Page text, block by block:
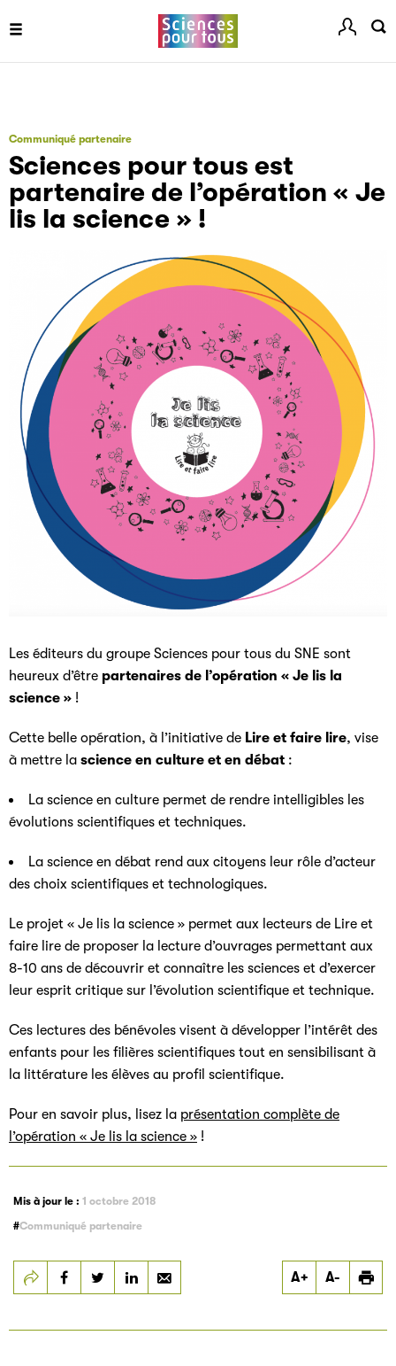
Communiqué partenaire
Sciences pour tous est
partenaire de l’opération « Je
lis la science » !
Les éditeurs du groupe Sciences pour tous du SNE sont
heureux d’être partenaires de l’opération « Je lis la
science » !
Cette belle opération, à l’initiative de Lire et faire lire, vise
à mettre la science en culture et en débat :
La science en culture permet de rendre intelligibles les
évolutions scientifiques et techniques.
La science en débat rend aux citoyens leur rôle d’acteur
des choix scientifiques et technologiques.
Le projet « Je lis la science » permet aux lecteurs de Lire et
faire lire de proposer la lecture d’ouvrages permettant aux
8-10 ans de découvrir et connaître les sciences et d’exercer
leur esprit critique sur l’évolution scientifique et technique.
Ces lectures des bénévoles visent à développer l’intérêt des
enfants pour les filières scientifiques tout en sensibilisant à
la littérature les élèves au profil scientifique.
Pour en savoir plus, lisez la présentation complète de
l’opération « Je lis la science » !
Mis à jour le : 1 octobre 2018
Communiqué partenaire
Partager
Sciences pour tous
la science » !
Partager
Sciences pour tous
la science » !
Partager
Sciences pour tous
la science » !
A+ A-